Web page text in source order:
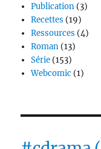
Publication(3)
Recettes (19)
Ressources (4)
Roman(13)
Série(153)
Webcomic (1)